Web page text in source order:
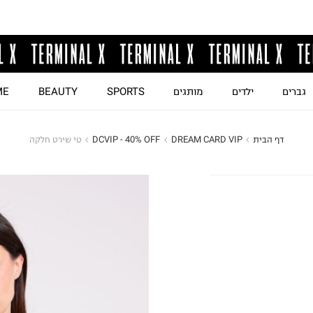
גברים ילדים מותגים SPORTS
BEAUTY
דף הבית DREAM CARD VIP
DCVIP - 40% OFF טי שירט חלקה